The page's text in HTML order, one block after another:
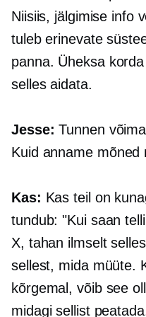
Niisiis, jälgimise info
tuleb erinevate
panna. Üheksa
selles aidata.
Jesse: Tunnen
Kuid anname mõned
Kas: Kas teil on
tundub: "Kui saan
X, tahan ilmselt
sellest, mida müüte.
kõrgemal, võib see
midagi sellist